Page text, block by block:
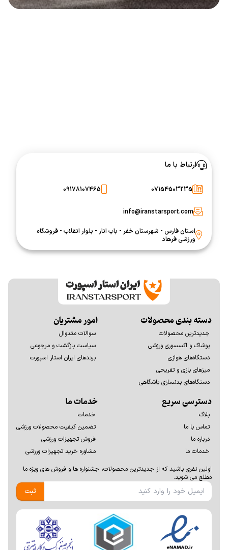
ارتباط با ما
07154503235
09178107465
info@iranstarsport.com
استان فارس - شهرستان خفر - باب انار - بلوار انقلاب - فروشگاه
ورزشی فرهاد
دسته بندی محصولات
جدیدترین محصولات
پوشاک و اکسسوری ورزشی
دستگاه‌های هوازی
میزهای بازی و تفریحی
دستگاه‌های بدنسازی باشگاهی
امور مشتریان
سوالات متدوال
سیاست بازگشت و مرجوعی
برندهای ایران استار اسپورت
دسترسی سریع
بلاگ
تماس با ما
درباره ما
خدمات ما
خدمات ما
خدمات
تضمین کیفیت محصولات ورزشی
فروش تجهیزات ورزشی
مشاوره خرید تجهیزات ورزشی
اولين نفری باشيد كه از جديدترين محصولات، جشنواره ها و فروش های ويژه ما
مطلع می شوید.
ثبت